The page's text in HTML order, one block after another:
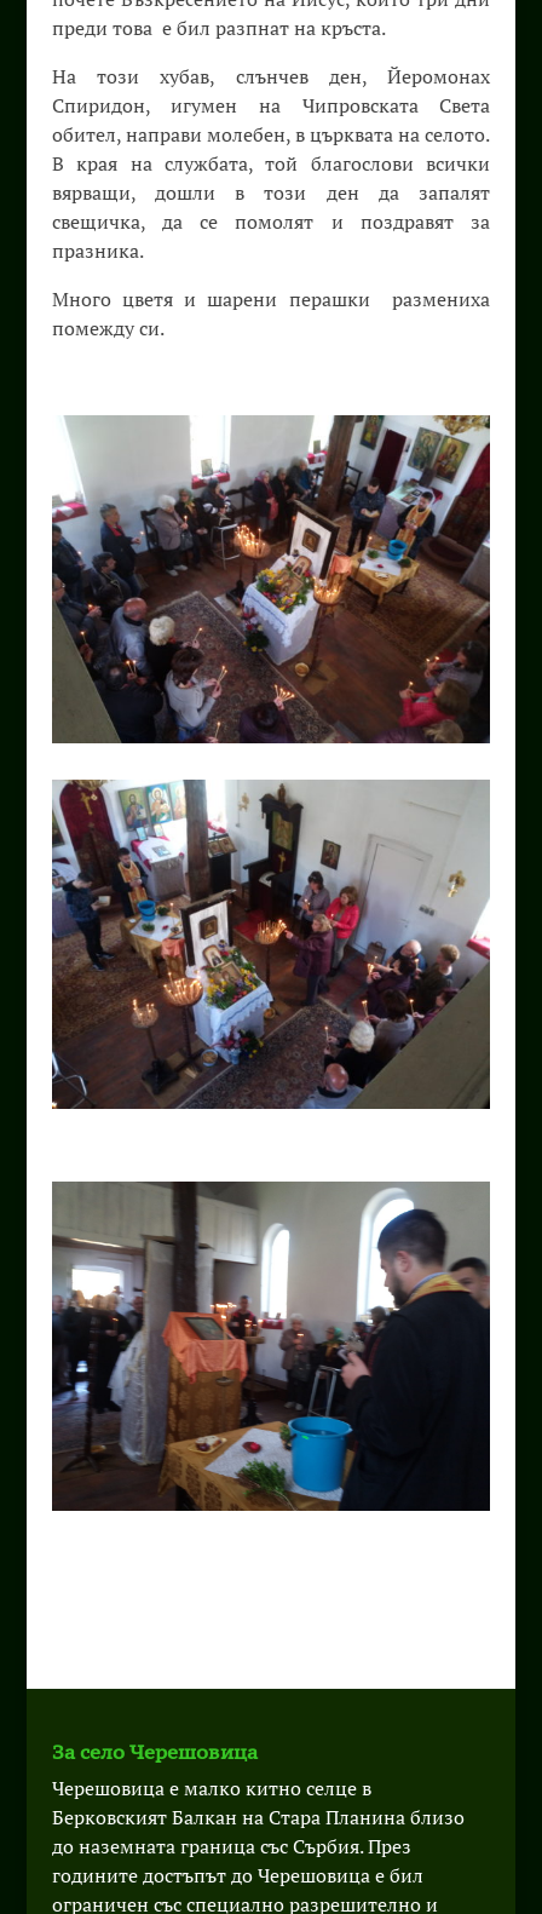
преди това е бил разпнат на кръста.
На този хубав, слънчев ден, Йеромонах
Спиридон, игумен на Чипровската Света
обител, направи молебен, в църквата на селото.
В края на службата, той благослови всички
вярващи, дошли в този ден да запалят
свещичка, да се помолят и поздравят за
празника.
Много цветя и шарени перашки размениха
помежду си.
За село Черешовица
Черешовица е малко китно селце в
Берковският Балкан на Стара Планина близо
до наземната граница със Сърбия. През
годините достъпът до Черешовица е бил
ограничен със специално разрешително и